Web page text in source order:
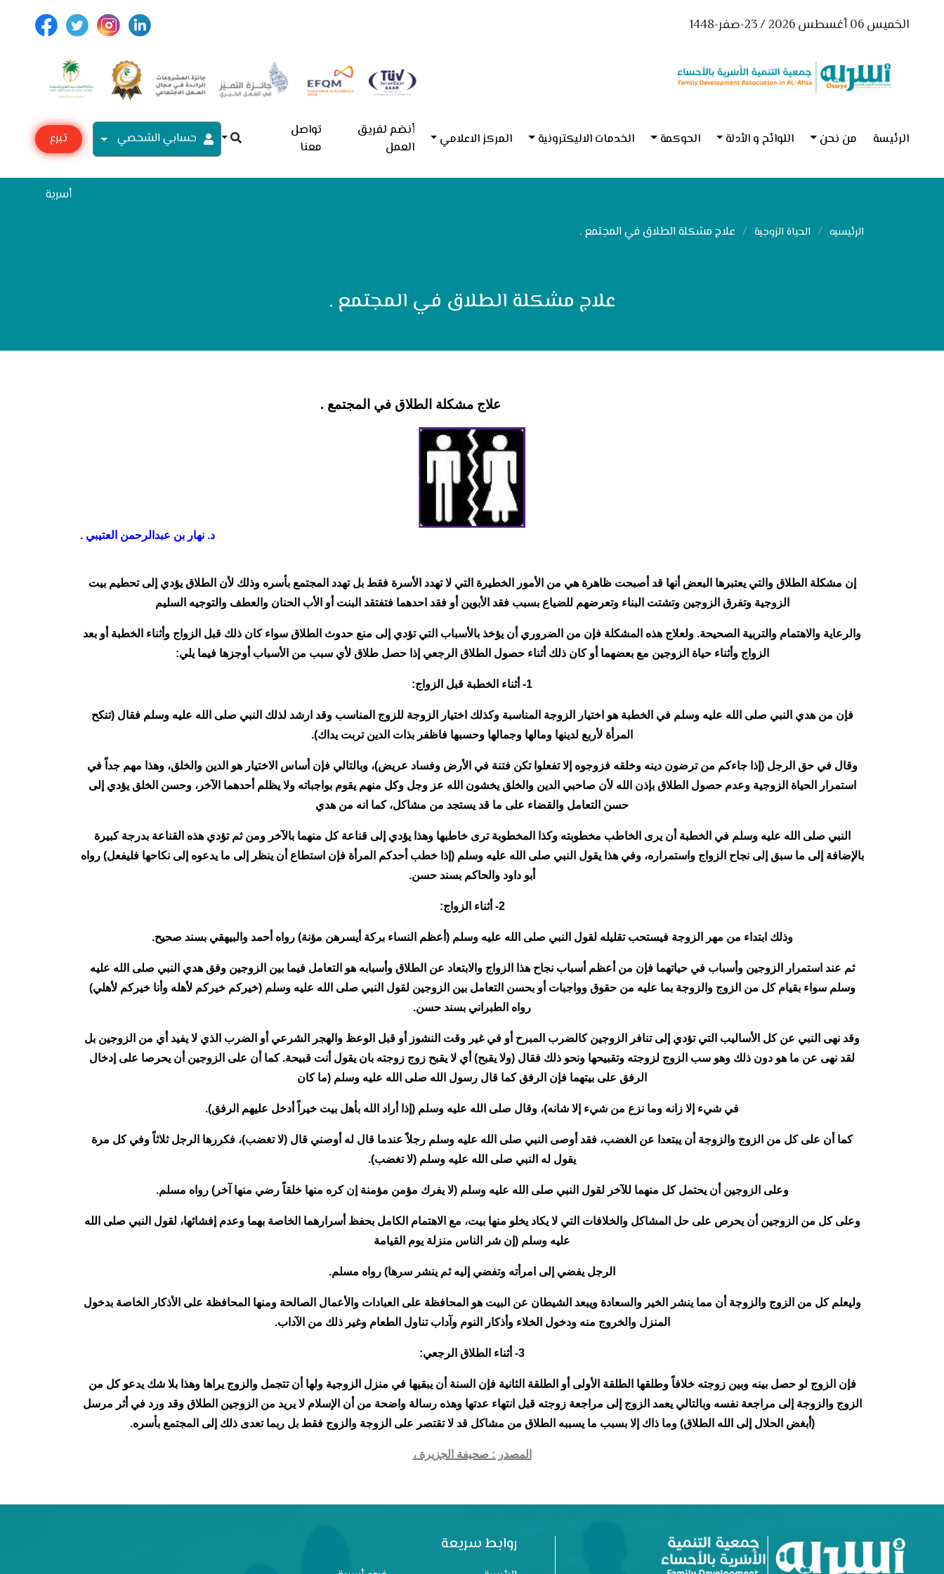
الخميس 06 أغسطس 2026 / 23-صفر-1448
الرئيسة من نحن اللوائح و الأدلة الحوكمة الخدمات الاليكترونية المركز الاعلامي
أنضم لفريق
العمل
تواصل
معنا
حسابي الشحصي
تبرع
أسرية
الرئيسيه الحياة الزوجية علاج مشكلة الطلاق في المجتمع .
علاج مشكلة الطلاق في المجتمع .
علاج مشكلة الطلاق في المجتمع .
د. نهار بن عبدالرحمن العتيبي .
إن مشكلة الطلاق والتي يعتبرها البعض أنها قد أصبحت ظاهرة هي من الأمور الخطيرة التي لا تهدد الأسرة فقط بل تهدد المجتمع بأسره وذلك لأن الطلاق يؤدي إلى تحطيم بيت
الزوجية وتفرق الزوجين وتشتت البناء وتعرضهم للضياع بسبب فقد الأبوين أو فقد احدهما فتفتقد البنت أو الأب الحنان والعطف والتوجيه السليم
والرعاية والاهتمام والتربية الصحيحة. ولعلاج هذه المشكلة فإن من الضروري أن يؤخذ بالأسباب التي تؤدي إلى منع حدوث الطلاق سواء كان ذلك قبل الزواج وأثناء الخطبة أو بعد
الزواج وأثناء حياة الزوجين مع بعضهما أو كان ذلك أثناء حصول الطلاق الرجعي إذا حصل طلاق لأي سبب من الأسباب أوجزها فيما يلي:
1- أثناء الخطبة قبل الزواج:
فإن من هدي النبي صلى الله عليه وسلم في الخطبة هو اختيار الزوجة المناسبة وكذلك اختيار الزوجة للزوج المناسب وقد ارشد لذلك النبي صلى الله عليه وسلم فقال (تنكح
المرأة لأربع لدينها ومالها وجمالها وحسبها فاظفر بذات الدين تربت يداك).
وقال في حق الرجل (إذا جاءكم من ترضون دينه وخلقه فزوجوه إلا تفعلوا تكن فتنة في الأرض وفساد عريض)، وبالتالي فإن أساس الاختيار هو الدين والخلق، وهذا مهم جداً في
استمرار الحياة الزوجية وعدم حصول الطلاق بإذن الله لأن صاحبي الدين والخلق يخشون الله عز وجل وكل منهم يقوم بواجباته ولا يظلم أحدهما الآخر، وحسن الخلق يؤدي إلى
حسن التعامل والقضاء على ما قد يستجد من مشاكل، كما انه من هدي
النبي صلى الله عليه وسلم في الخطبة أن يرى الخاطب مخطوبته وكذا المخطوبة ترى خاطبها وهذا يؤدي إلى قناعة كل منهما بالآخر ومن ثم تؤدي هذه القناعة بدرجة كبيرة
بالإضافة إلى ما سبق إلى نجاح الزواج واستمراره، وفي هذا يقول النبي صلى الله عليه وسلم (إذا خطب أحدكم المرأة فإن استطاع أن ينظر إلى ما يدعوه إلى نكاحها فليفعل) رواه
أبو داود والحاكم بسند حسن.
2- أثناء الزواج:
وذلك ابتداء من مهر الزوجة فيستحب تقليله لقول النبي صلى الله عليه وسلم (أعظم النساء بركة أيسرهن مؤنة) رواه أحمد والبيهقي بسند صحيح.
ثم عند استمرار الزوجين وأسباب في حياتهما فإن من أعظم أسباب نجاح هذا الزواج والابتعاد عن الطلاق وأسبابه هو التعامل فيما بين الزوجين وفق هدي النبي صلى الله عليه
وسلم سواء بقيام كل من الزوج والزوجة بما عليه من حقوق وواجبات أو بحسن التعامل بين الزوجين لقول النبي صلى الله عليه وسلم (خيركم خيركم لأهله وأنا خيركم لأهلي)
رواه الطبراني بسند حسن.
وقد نهى النبي عن كل الأساليب التي تؤدي إلى تنافر الزوجين كالضرب المبرح أو في غير وقت النشوز أو قبل الوعظ والهجر الشرعي أو الضرب الذي لا يفيد أي من الزوجين بل
لقد نهى عن ما هو دون ذلك وهو سب الزوج لزوجته وتقبيحها ونحو ذلك فقال (ولا يقبح) أي لا يقبح زوج زوجته بان يقول أنت قبيحة. كما أن على الزوجين أن يحرصا على إدخال
الرفق على بيتهما فإن الرفق كما قال رسول الله صلى الله عليه وسلم (ما كان
في شيء إلا زانه وما نزع من شيء إلا شانه)، وقال صلى الله عليه وسلم (إذا أراد الله بأهل بيت خيراً أدخل عليهم الرفق).
كما أن على كل من الزوج والزوجة أن يبتعدا عن الغضب، فقد أوصى النبي صلى الله عليه وسلم رجلاً عندما قال له أوصني قال (لا تغضب)، فكررها الرجل ثلاثاً وفي كل مرة
يقول له النبي صلى الله عليه وسلم (لا تغضب).
وعلى الزوجين أن يحتمل كل منهما للآخر لقول النبي صلى الله عليه وسلم (لا يفرك مؤمن مؤمنة إن كره منها خلقاً رضي منها آخر) رواه مسلم.
وعلى كل من الزوجين أن يحرص على حل المشاكل والخلافات التي لا يكاد يخلو منها بيت، مع الاهتمام الكامل بحفظ أسرارهما الخاصة بهما وعدم إفشائها، لقول النبي صلى الله
عليه وسلم (إن شر الناس منزلة يوم القيامة
الرجل يفضي إلى امرأته وتفضي إليه ثم ينشر سرها) رواه مسلم.
وليعلم كل من الزوج والزوجة أن مما ينشر الخير والسعادة ويبعد الشيطان عن البيت هو المحافظة على العبادات والأعمال الصالحة ومنها المحافظة على الأذكار الخاصة بدخول
المنزل والخروج منه ودخول الخلاء وأذكار النوم وآداب تناول الطعام وغير ذلك من الآداب.
3- أثناء الطلاق الرجعي:
فإن الزوج لو حصل بينه وبين زوجته خلافاً وطلقها الطلقة الأولى أو الطلقة الثانية فإن السنة أن يبقيها في منزل الزوجية ولها أن تتجمل والزوج يراها وهذا بلا شك يدعو كل من
الزوج والزوجة إلى مراجعة نفسه وبالتالي يعمد الزوج إلى مراجعة زوجته قبل انتهاء عدتها وهذه رسالة واضحة من أن الإسلام لا يريد من الزوجين الطلاق وقد ورد في أثر مرسل
(أبغض الحلال إلى الله الطلاق) وما ذاك إلا بسبب ما يسببه الطلاق من مشاكل قد لا تقتصر على الزوجة والزوج فقط بل ربما تعدى ذلك إلى المجتمع بأسره.
المصدر : صحيفة الجزيرة ،
روابط سريعة